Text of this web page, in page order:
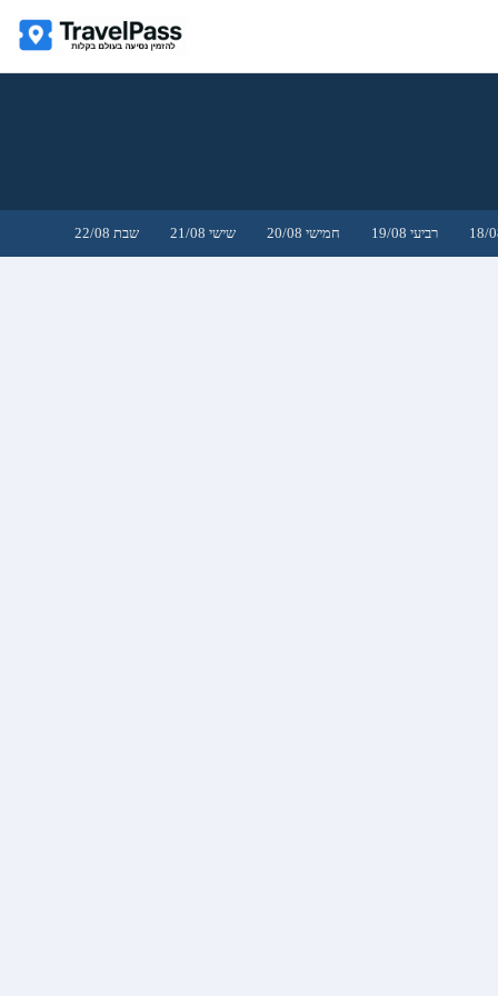
רביעי 19/08 חמישי 20/08 שישי 21/08 שבת 22/08